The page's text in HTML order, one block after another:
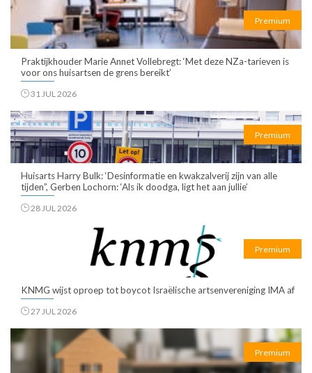
Premium
Praktijkhouder Marie Annet Vollebregt: ‘Met deze NZa-tarieven is
voor ons huisartsen de grens bereikt’
31 JUL 2026
Premium
Huisarts Harry Bulk: ‘Desinformatie en kwakzalverij zijn van alle
tijden”, Gerben Lochorn: ‘Als ik doodga, ligt het aan jullie’
28 JUL 2026
Premium
KNMG wijst oproep tot boycot Israëlische artsenvereniging IMA af
27 JUL 2026
Premium